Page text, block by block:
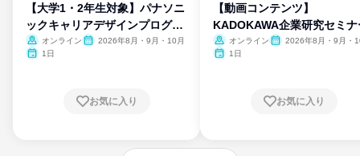
【大学1・2年生対象】パナソニ
ックキャリアデザインプログラ
ム
オンライン
2026年8月・9月・10月
1日
お気に入り
【動画コンテンツ】
KADOKAWA企業研究セミナ
オンライン
2026年8月・9月・
1日
お気に入り